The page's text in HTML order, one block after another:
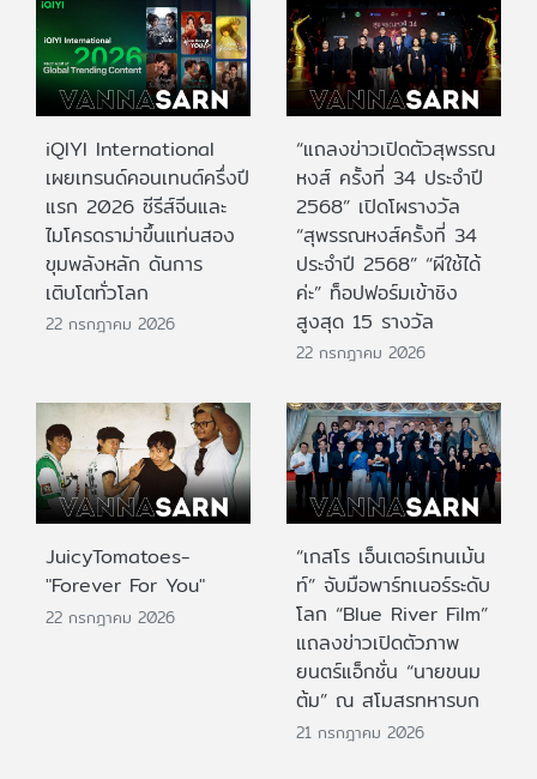
iQIYI International
เผยเทรนด์คอนเทนต์ครึ่งปี
แรก 2026 ซีรีส์จีนและ
ไมโครดราม่าขึ้นแท่นสอง
ขุมพลังหลัก ดันการ
เติบโตทั่วโลก
22 กรกฎาคม 2026
“แถลงข่าวเปิดตัวสุพรรณ
หงส์ ครั้งที่ 34 ประจำปี
2568” เปิดโผรางวัล
“สุพรรณหงส์ครั้งที่ 34
ประจำปี 2568” “ผีใช้ได้
ค่ะ” ท็อปฟอร์มเข้าชิง
สูงสุด 15 รางวัล
22 กรกฎาคม 2026
JuicyTomatoes-
"Forever For You"
22 กรกฎาคม 2026
“เกสโร เอ็นเตอร์เทนเม้น
ท์” จับมือพาร์ทเนอร์ระดับ
โลก “Blue River Film”
แถลงข่าวเปิดตัวภาพ
ยนตร์แอ็กชั่น “นายขนม
ต้ม” ณ สโมสรทหารบก
21 กรกฎาคม 2026